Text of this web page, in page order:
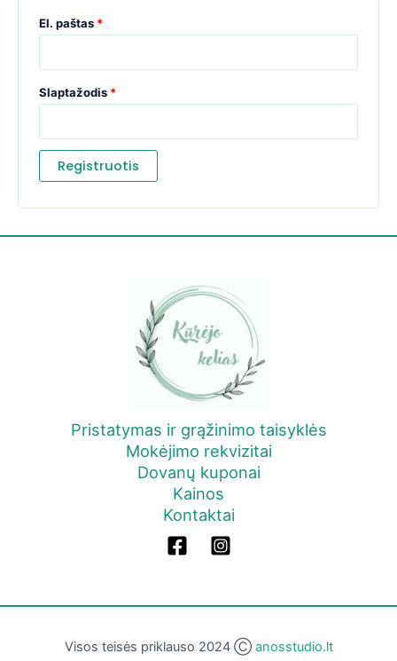
El. paštas *
Slaptažodis *
Registruotis
Pristatymas ir grąžinimo taisyklės
Mokėjimo rekvizitai
Dovanų kuponai
Kainos
Kontaktai
Visos teisės priklauso 2024 Ⓒ anosstudio.lt